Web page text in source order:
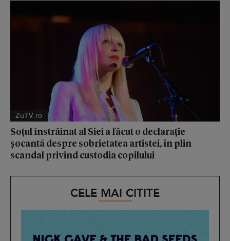
ZuTV.ro
Soțul înstrăinat al Siei a făcut o declarație
șocantă despre sobrietatea artistei, în plin
scandal privind custodia copilului
CELE MAI CITITE